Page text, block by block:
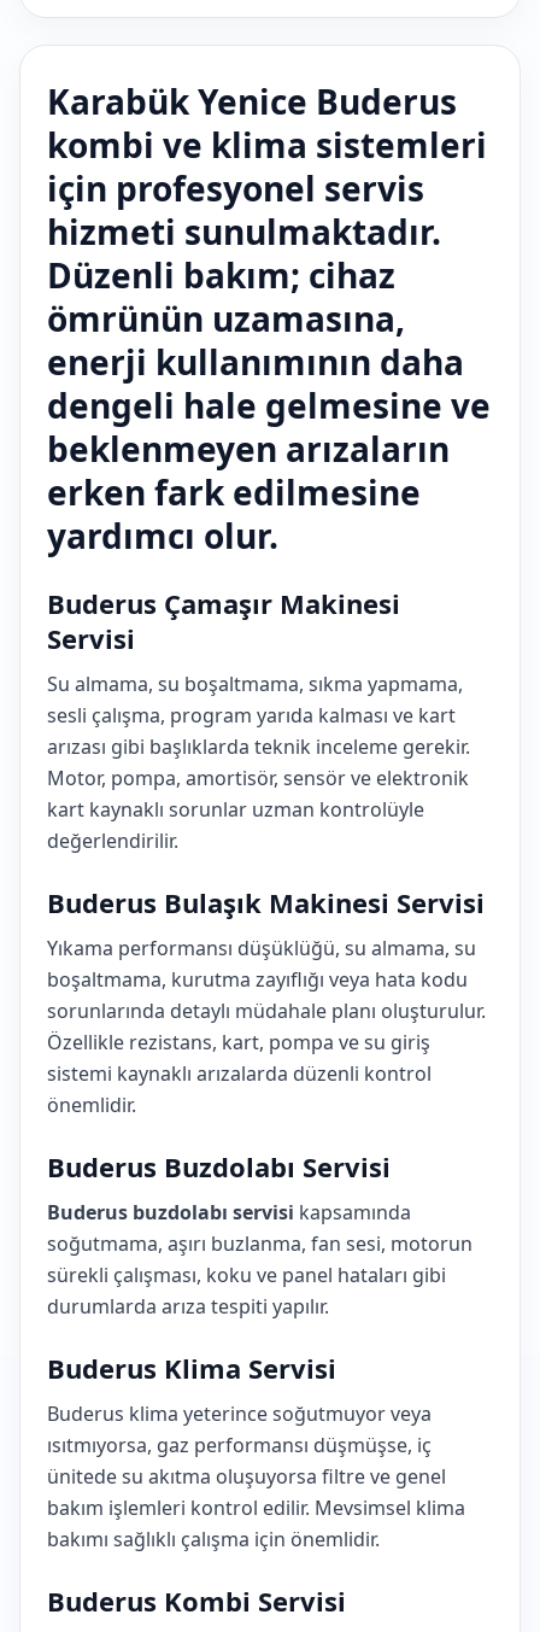
Karabük Yenice Buderus
kombi ve klima sistemleri
için profesyonel servis
hizmeti sunulmaktadır.
Düzenli bakım; cihaz
ömrünün uzamasına,
enerji kullanımının daha
dengeli hale gelmesine ve
beklenmeyen arızaların
erken fark edilmesine
yardımcı olur.
Buderus Çamaşır Makinesi
Servisi
Su almama, su boşaltmama, sıkma yapmama,
sesli çalışma, program yarıda kalması ve kart
arızası gibi başlıklarda teknik inceleme gerekir.
Motor, pompa, amortisör, sensör ve elektronik
kart kaynaklı sorunlar uzman kontrolüyle
değerlendirilir.
Buderus Bulaşık Makinesi Servisi
Yıkama performansı düşüklüğü, su almama, su
boşaltmama, kurutma zayıflığı veya hata kodu
sorunlarında detaylı müdahale planı oluşturulur.
Özellikle rezistans, kart, pompa ve su giriş
sistemi kaynaklı arızalarda düzenli kontrol
önemlidir.
Buderus Buzdolabı Servisi
Buderus buzdolabı servisi kapsamında
soğutmama, aşırı buzlanma, fan sesi, motorun
sürekli çalışması, koku ve panel hataları gibi
durumlarda arıza tespiti yapılır.
Buderus Klima Servisi
Buderus klima yeterince soğutmuyor veya
ısıtmıyorsa, gaz performansı düşmüşse, iç
ünitede su akıtma oluşuyorsa filtre ve genel
bakım işlemleri kontrol edilir. Mevsimsel klima
bakımı sağlıklı çalışma için önemlidir.
Buderus Kombi Servisi